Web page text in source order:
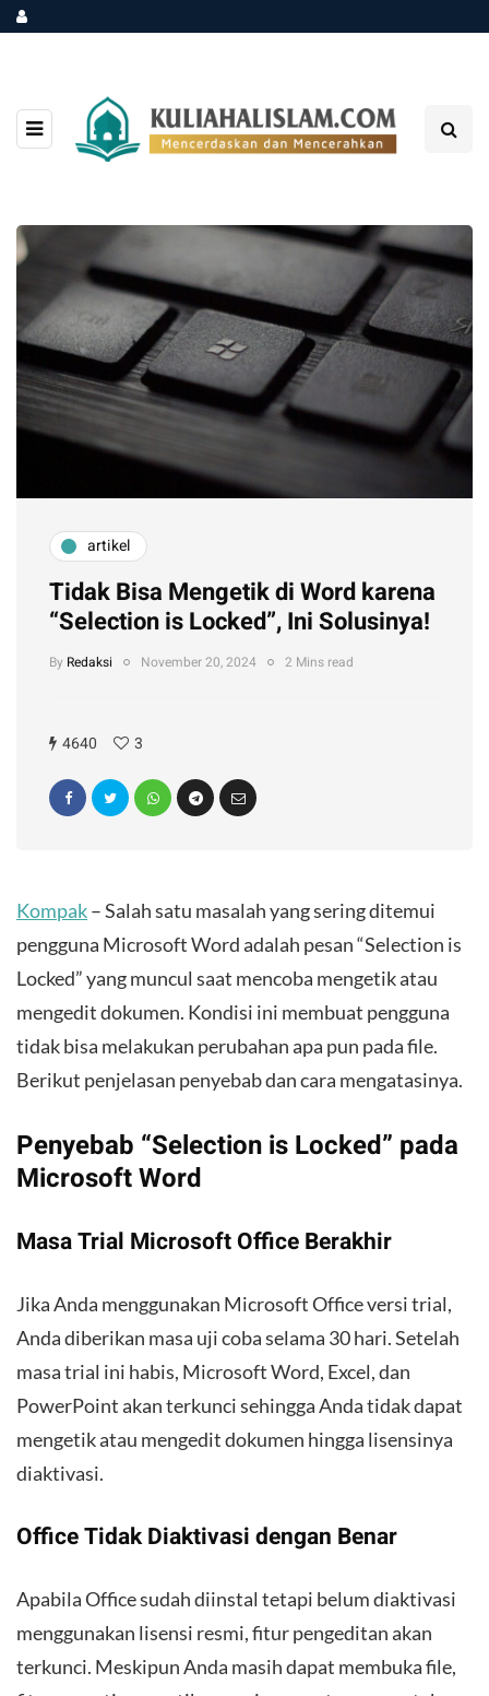
artikel
Tidak Bisa Mengetik di Word karena
“Selection is Locked”, Ini Solusinya!
By Redaksi November 20, 2024 2 Mins read
4640 3
Kompak– Salah satu masalah yang sering ditemui
pengguna Microsoft Word adalah pesan “Selection is
Locked” yang muncul saat mencoba mengetik atau
mengedit dokumen. Kondisi ini membuat pengguna
tidak bisa melakukan perubahan apa pun pada file.
Berikut penjelasan penyebab dan cara mengatasinya.
Penyebab “Selection is Locked” pada
Microsoft Word
Masa Trial Microsoft Office Berakhir
Jika Anda menggunakan Microsoft Office versi trial,
Anda diberikan masa uji coba selama 30 hari. Setelah
masa trial ini habis, Microsoft Word, Excel, dan
PowerPoint akan terkunci sehingga Anda tidak dapat
mengetik atau mengedit dokumen hingga lisensinya
diaktivasi.
Office Tidak Diaktivasi dengan Benar
Apabila Office sudah diinstal tetapi belum diaktivasi
menggunakan lisensi resmi, fitur pengeditan akan
terkunci. Meskipun Anda masih dapat membuka file,